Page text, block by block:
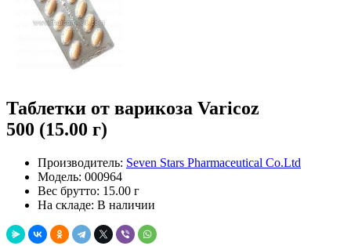
Таблетки от варикоза Varicoz
500 (15.00 г)
Производитель: Seven Stars Pharmaceutical Co.Ltd
Модель: 000964
Вес брутто: 15.00 г
На складе: В наличии